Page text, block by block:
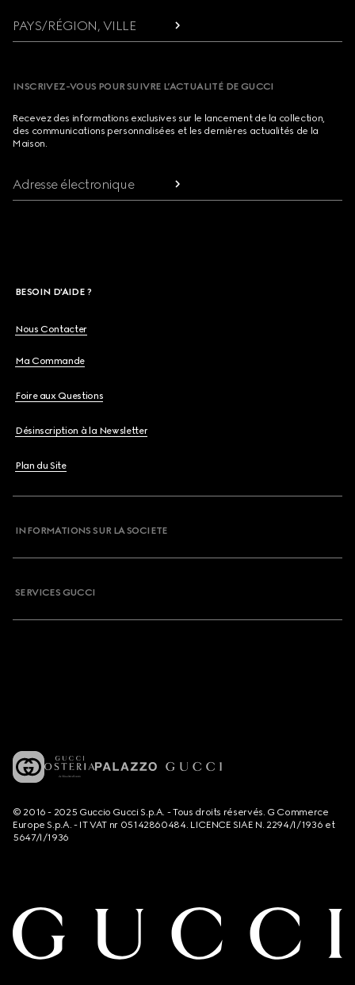
PAYS/RÉGION, VILLE
INSCRIVEZ-VOUS POUR SUIVRE L’ACTUALITÉ DE GUCCI
Recevez des informations exclusives sur le lancement de la collection,
des communications personnalisées et les dernières actualités de la
Maison.
Adresse électronique
BESOIN D'AIDE ?
Nous Contacter
Ma Commande
Foire aux Questions
Désinscription à la Newsletter
Plan du Site
INFORMATIONS SUR LA SOCIETE
SERVICES GUCCI
© 2016 - 2025 Guccio Gucci S.p.A. - Tous droits réservés. G Commerce
Europe S.p.A. - IT VAT nr 05142860484. LICENCE SIAE N. 2294/I/1936 et
5647/I/1936